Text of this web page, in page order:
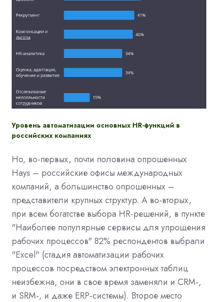
Уровень автоматизации основных HR-функций в
российских компаниях
Но, во-первых, почти половина опрошенных
Hays – российские офисы международных
компаний, а большинство опрошенных –
представители крупных структур. А во-вторых,
при всем богатстве выбора HR-решений, в пункте
"Наиболее популярные сервисы для упрощения
рабочих процессов" 82% респондентов выбрали
"Excel" (стадия автоматизации рабочих
процессов посредством электронных таблиц
неизбежна, они в свое время заменяли и CRM-,
и SRM-, и даже ERP-системы). Второе место